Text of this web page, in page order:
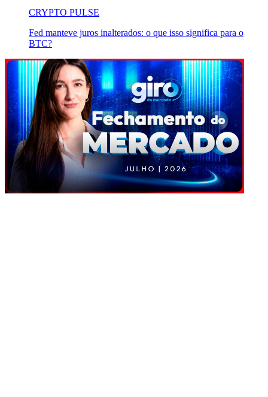
CRYPTO PULSE
Fed manteve juros inalterados: o que isso significa para o
BTC?